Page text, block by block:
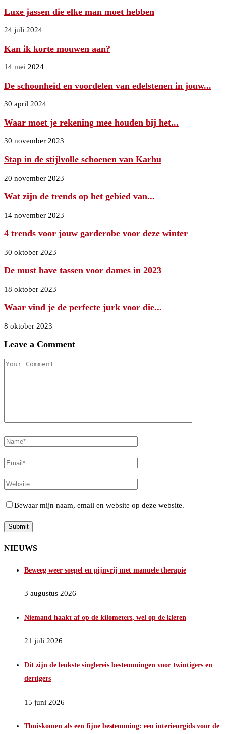
Luxe jassen die elke man moet hebben
24 juli 2024
Kan ik korte mouwen aan?
14 mei 2024
De schoonheid en voordelen van edelstenen in jouw...
30 april 2024
Waar moet je rekening mee houden bij het...
30 november 2023
Stap in de stijlvolle schoenen van Karhu
20 november 2023
Wat zijn de trends op het gebied van...
14 november 2023
4 trends voor jouw garderobe voor deze winter
30 oktober 2023
De must have tassen voor dames in 2023
18 oktober 2023
Waar vind je de perfecte jurk voor die...
8 oktober 2023
Leave a Comment
Bewaar mijn naam, email en website op deze website.
NIEUWS
Beweeg weer soepel en pijnvrij met manuele therapie
3 augustus 2026
Niemand haakt af op de kilometers, wel op de kleren
21 juli 2026
Dit zijn de leukste singlereis bestemmingen voor twintigers en
dertigers
15 juni 2026
Thuiskomen als een fijne bestemming: een interieurgids voor de